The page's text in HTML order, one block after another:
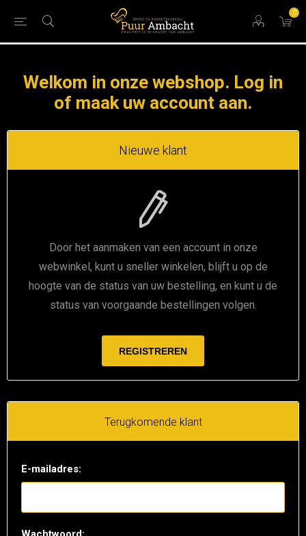
0
Welkom in onze webshop. Log in
of maak uw account aan.
Nieuwe klant
Door het aanmaken van een account in onze
webwinkel, kunt u sneller winkelen, blijft u op de
hoogte van de status van uw bestelling, en kunt u de
status van voorgaande bestellingen volgen.
Terugkomende klant
E-mailadres: